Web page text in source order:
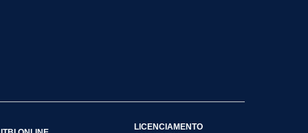
LICENCIAMENTO